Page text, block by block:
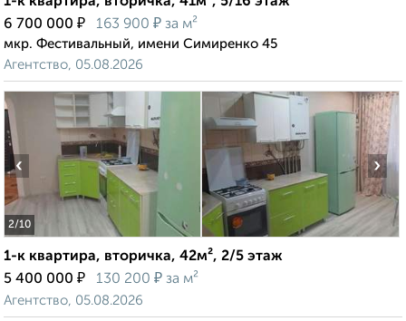
6 700 000 ₽ 163 900 ₽ за м²
мкр. Фестивальный, имени Симиренко 45
Агентство, 05.08.2026
2/10
‹ ›
1-к квартира, вторичка, 42м², 2/5 этаж
5 400 000 ₽ 130 200 ₽ за м²
Агентство, 05.08.2026